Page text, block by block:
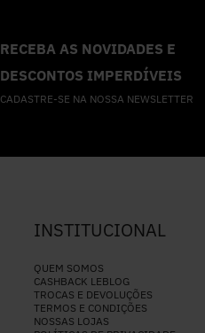
RECEBA AS NOVIDADES E
DESCONTOS IMPERDÍVEIS
CADASTRE-SE NA NOSSA NEWSLETTER
INSTITUCIONAL
QUEM SOMOS
CASHBACK LEBLOG
TROCAS E DEVOLUÇÕES
TERMOS E CONDIÇÕES
NOSSAS LOJAS